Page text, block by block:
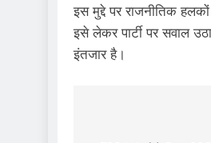
इस मुद्दे पर राजनीतिक
इसे लेकर पार्टी पर सवाल
इंतजार है।